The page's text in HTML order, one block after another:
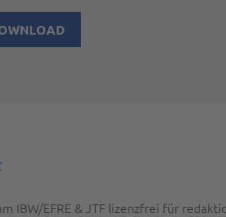
IBW/EFRE & JTF lizenzfrei für